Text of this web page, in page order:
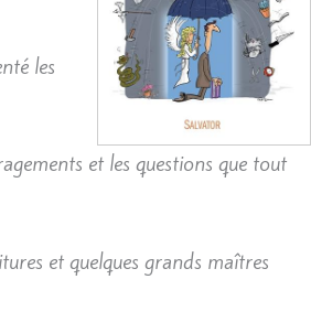
les
et les questions que tout
et quelques grands maîtres